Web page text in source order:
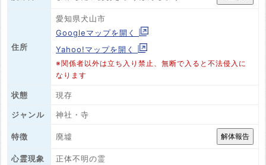
住所
愛知県犬山市
Googleマップを開く
Yahoo!マップを開く
※関係者以外は立ち入り禁止、無断で入ると不法侵入に
なります
状態 現存
ジャンル 神社・寺
特徴 廃墟
心霊現象 正体不明の霊